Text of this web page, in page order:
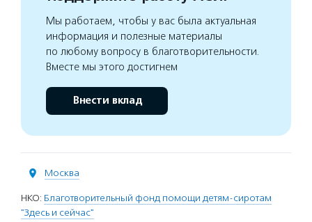
Мы работаем, чтобы у вас была актуальная
информация и полезные материалы
по любому вопросу в благотворительности.
Вместе мы этого достигнем
Внести вклад
Москва
НКО: Благотворительный фонд помощи детям-сиротам
"Здесь и сейчас"